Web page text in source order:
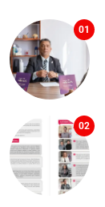
01
02